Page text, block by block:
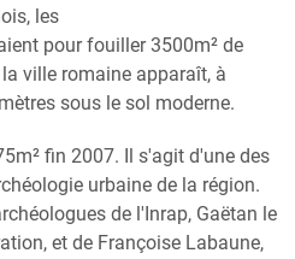
les
pour fouiller 3500m² de
ville romaine apparaît, à
sous le sol moderne.
fin 2007. Il s'agit d'une des
urbaine de la région.
de l'Inrap, Gaëtan le
et de Françoise Labaune,